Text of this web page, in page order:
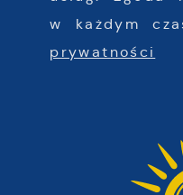
w każdym
prywatności